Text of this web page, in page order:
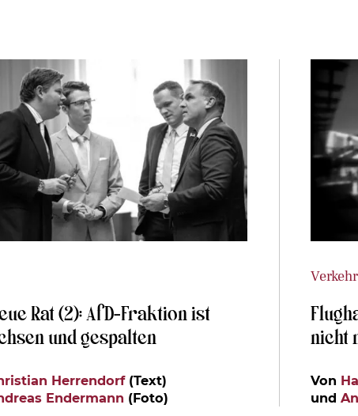
Rat (2): AfD-Fraktion ist
und gespalten
Herrendorf(Text)
Endermann (Foto)
nicht
Von
und